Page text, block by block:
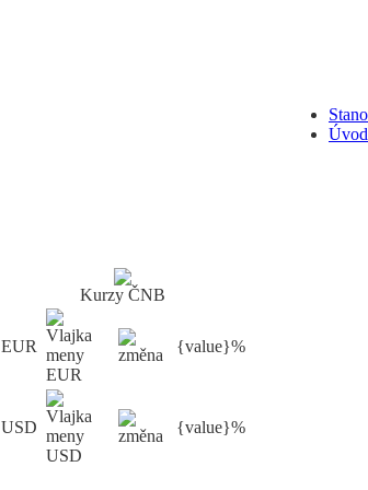
Úvod
Kurzy ČNB
EUR {value}%
USD {value}%